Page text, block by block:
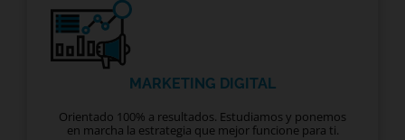
MARKETING DIGITAL
Orientado 100% a resultados. Estudiamos y ponemos
en marcha la estrategia que mejor funcione para ti.